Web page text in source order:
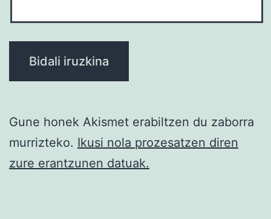
Gune honek Akismet erabiltzen du zaborra
murrizteko. Ikusi nola prozesatzen diren
zure erantzunen datuak.